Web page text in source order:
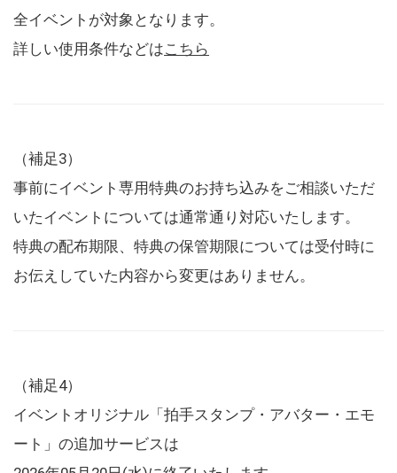
全イベントが対象となります。
詳しい使用条件などはこちら
（補足3）
事前にイベント専用特典のお持ち込みをご相談いただ
いたイベントについては通常通り対応いたします。
特典の配布期限、特典の保管期限については受付時に
お伝えしていた内容から変更はありません。
（補足4）
イベントオリジナル「拍手スタンプ・アバター・エモ
ート」の追加サービスは